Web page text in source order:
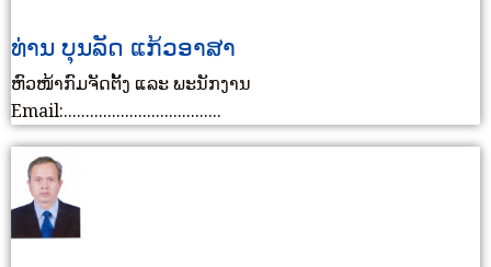
ທ່ານ ບຸນລັດ ແກ້ວອາສາ
ຫົວໜ້າກົມຈັດຕັ້ງ ແລະ ພະນັກງານ
Email:....................................